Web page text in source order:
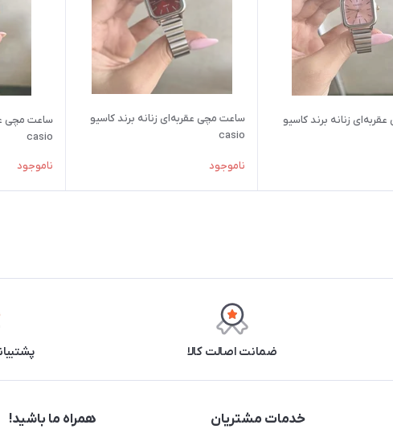
زنانه برند کاسیو
ساعت مچی عقربه‌ای زنانه برند کاسیو
casio
ناموجود
ساعت مچی
casio
ناموجود
ضمانت اصالت کالا پشتیبانی ۲۴
خدمات مشتریان همراه ما باشید!